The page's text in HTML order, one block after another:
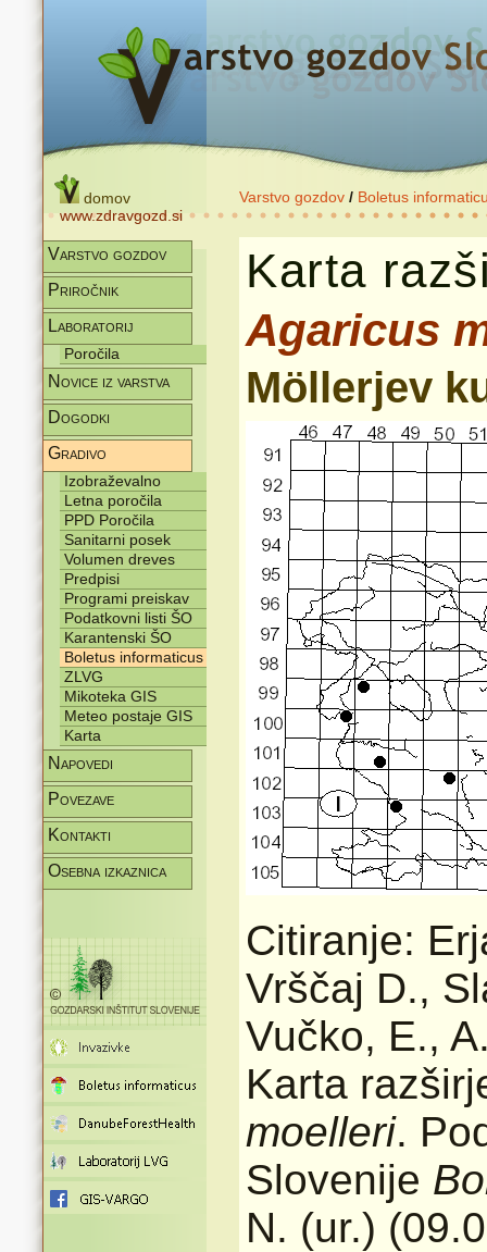
domov
www.zdravgozd.si
Varstvo gozdov / Boletus
Varstvo gozdov
Priročnik
Laboratorij
Poročila
Novice iz varstva
Dogodki
Gradivo
Izobraževalno
Letna poročila
PPD Poročila
Sanitarni posek
Volumen dreves
Predpisi
Programi preiskav
Podatkovni listi ŠO
Karantenski ŠO
Boletus informaticus
ZLVG
Mikoteka GIS
Meteo postaje GIS
Karta
Napovedi
Povezave
Kontakti
Osebna izkaznica
Karta
Agaricus
Möllerjev
Citiranje:
Vrščaj D.,
Vučko, E.,
Karta
moelleri.
Slovenije
N. (ur.)